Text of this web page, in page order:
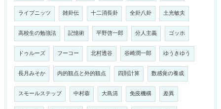
ライプニッツ 雑卦伝 十二消長卦 全卦八卦 土光敏夫
高校生の勉強法 記憶術 平野啓一郎 分人主義 ゴッホ
ドゥルーズ フーコー 北村透谷 谷崎潤一郎 ゆうきゆう
長月みそか 内的観点と外的観点 四則計算 数感覚の養成
スモールステップ 中村蓉 大島清 免疫機構 差異